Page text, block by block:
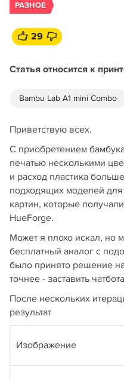
РАЗНОЕ
29
Статья относится к
Bambu Lab A1 mini Combo
Приветствую всех.
С приобретением
печатью несколькими
и расход пластика
подходящих моделей для
картин, которые
HueForge.
Может я плохо искал, но
бесплатный аналог с
было принято решение
точнее - заставить
После нескольких
результат
Изображение